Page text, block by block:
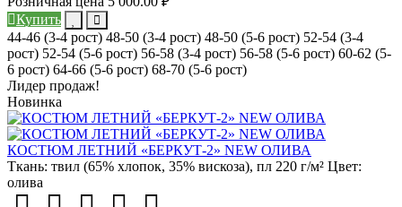
Купить
44-46 (3-4 рост) 48-50 (3-4 рост) 48-50 (5-6 рост) 52-54 (3-4
рост) 52-54 (5-6 рост) 56-58 (3-4 рост) 56-58 (5-6 рост) 60-62 (5-
6 рост) 64-66 (5-6 рост) 68-70 (5-6 рост)
Лидер продаж!
Новинка
КОСТЮМ ЛЕТНИЙ «БЕРКУТ-2» NEW ОЛИВА
Ткань: твил (65% хлопок, 35% вискоза), пл 220 г/м² Цвет:
олива